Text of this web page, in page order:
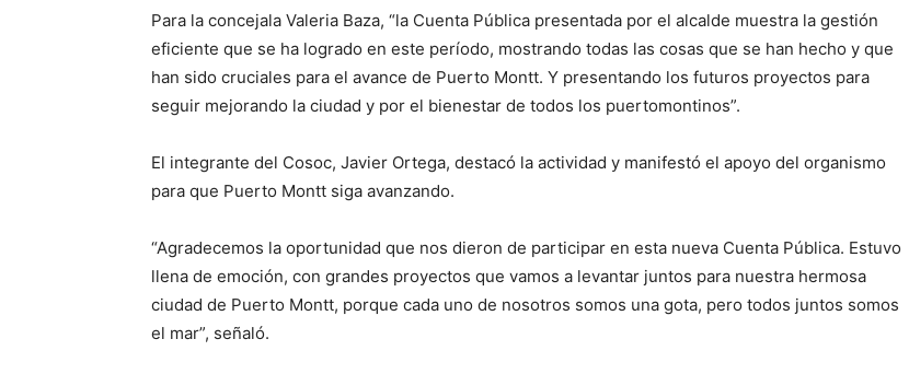
Para la concejala Valeria Baza, “la Cuenta Pública presentada por el alcalde muestra la gestión
eficiente que se ha logrado en este período, mostrando todas las cosas que se han hecho y que
han sido cruciales para el avance de Puerto Montt. Y presentando los futuros proyectos para
seguir mejorando la ciudad y por el bienestar de todos los puertomontinos”.
El integrante del Cosoc, Javier Ortega, destacó la actividad y manifestó el apoyo del organismo
para que Puerto Montt siga avanzando.
“Agradecemos la oportunidad que nos dieron de participar en esta nueva Cuenta Pública. Estuvo
llena de emoción, con grandes proyectos que vamos a levantar juntos para nuestra hermosa
ciudad de Puerto Montt, porque cada uno de nosotros somos una gota, pero todos juntos somos
el mar”, señaló.